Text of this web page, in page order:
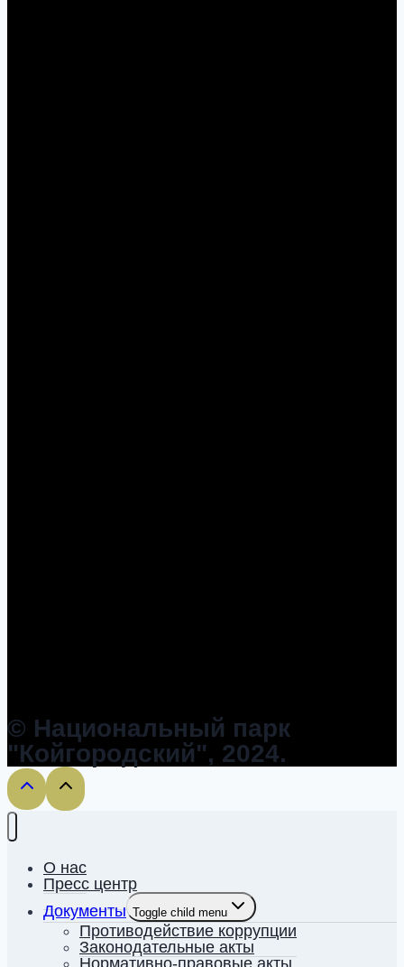
© Национальный парк
"Койгородский", 2024.
О нас
Пресс центр
Документы Toggle child menu
Противодействие коррупции
Законодательные акты